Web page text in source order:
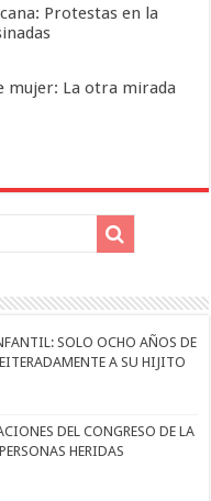
Protestas en la
mujer: La otra mirada
SOLO OCHO AÑOS DE
A SU HIJITO
DEL CONGRESO DE LA
HERIDAS